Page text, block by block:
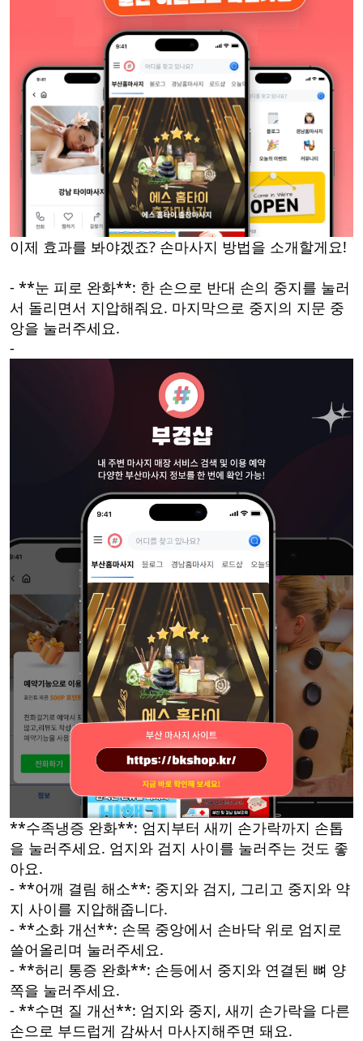
이제 효과를 봐야겠죠? 손마사지 방법을 소개할게요!
- **눈 피로 완화**: 한 손으로 반대 손의 중지를 눌러
서 돌리면서 지압해줘요. 마지막으로 중지의 지문 중
앙을 눌러주세요.
-
**수족냉증 완화**: 엄지부터 새끼 손가락까지 손톱
을 눌러주세요. 엄지와 검지 사이를 눌러주는 것도 좋
아요.
- **어깨 결림 해소**: 중지와 검지, 그리고 중지와 약
지 사이를 지압해줍니다.
- **소화 개선**: 손목 중앙에서 손바닥 위로 엄지로
쓸어올리며 눌러주세요.
- **허리 통증 완화**: 손등에서 중지와 연결된 뼈 양
쪽을 눌러주세요.
- **수면 질 개선**: 엄지와 중지, 새끼 손가락을 다른
손으로 부드럽게 감싸서 마사지해주면 돼요.